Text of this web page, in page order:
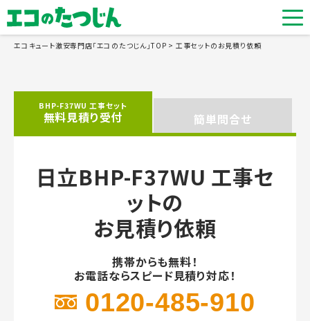
エコキュート激安専門店「エコのたつじん」TOP 工事セットのお見積り依頼
BHP-F37WU 工事セット
無料見積り受付 簡単問合せ
日立BHP-F37WU 工事セ
ットの
お見積り依頼
携帯からも無料！
お電話ならスピード見積り対応！
0120-485-910